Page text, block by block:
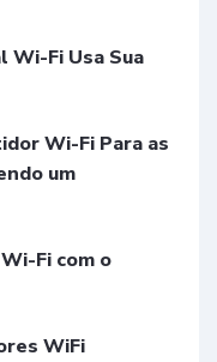
Wi-Fi Usa Sua
Wi-Fi Para as
um
Fi com o
WiFi